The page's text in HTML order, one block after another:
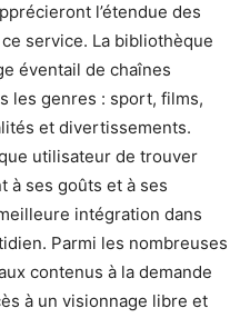
l’étendue des
service. La bibliothèque
éventail de chaînes
les genres : sport, films,
et divertissements.
utilisateur de trouver
à ses goûts et à ses
intégration dans
Parmi les nombreuses
contenus à la demande
à un visionnage libre et